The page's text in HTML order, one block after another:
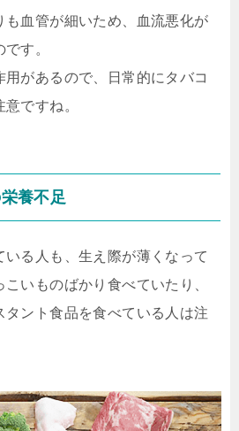
も血管が細いため、血流悪化が
す。
用があるので、日常的にタバコ
ですね。
養不足
る人も、生え際が薄くなって
いものばかり食べていたり、
タント食品を食べている人は注